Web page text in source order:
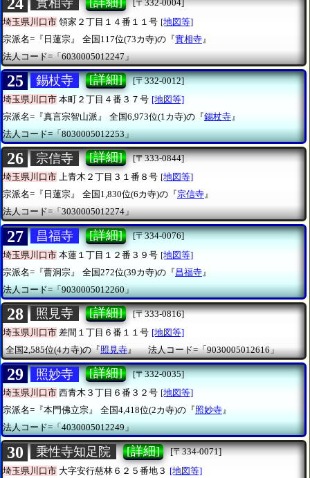
實相寺
[〒332-0004]
埼玉県川口市 領家２丁目１４番１１号 [地図等]
宗派名=『日蓮宗』
全国117位(73カ寺)の『實相寺 』
法人コード=「6030005012247」
25 錫杖寺 [詳細]
[〒332-0012]
埼玉県川口市 本町２丁目４番３７号 [地図等]
宗派名=『真言宗智山派』
全国6,973位(1カ寺)の『錫杖寺 』
法人コード=「8030005012253」
26 宗信寺 [詳細]
[〒333-0844]
埼玉県川口市 上青木２丁目３１番８号 [地図等]
宗派名=『日蓮宗』
全国1,830位(6カ寺)の『宗信寺』
法人コード=「3030005012274」
27 昌福寺 [詳細]
[〒334-0076]
埼玉県川口市 本蓮１丁目１２番３９号 [地図等]
宗派名=『曹洞宗』
全国272位(39カ寺)の『昌福寺 』
法人コード=「9030005012260」
28 照見寺 [詳細]
[〒333-0816]
埼玉県川口市 差間１丁目６番１１号 [地図等]
全国2,585位(4カ寺)の『照見寺』 法人コード=「9030005012616」
29 照妙寺 [詳細]
[〒332-0035]
埼玉県川口市 西青木３丁目６番３２号 [地図等]
宗派名=『本門佛立宗』
全国4,418位(2カ寺)の『照妙寺』
法人コード=「4030005012249」
30 乗性寺知足院 [詳細]
[〒334-0071]
埼玉県川口市 大字安行慈林６２５番地３ [地図等]